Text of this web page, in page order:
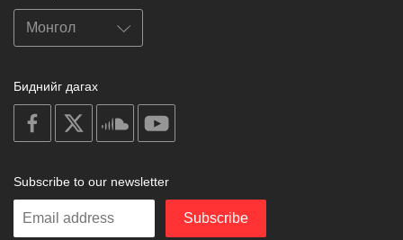
Биднийг дагах
on
facebook
soundcloud
Subscribe to our newsletter
Enter
Subscribe